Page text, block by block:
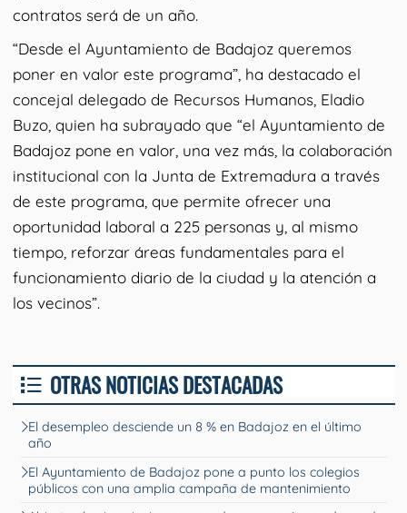
contratos será de un año.
“Desde el Ayuntamiento de Badajoz queremos
poner en valor este programa”, ha destacado el
concejal delegado de Recursos Humanos, Eladio
Buzo, quien ha subrayado que “el Ayuntamiento de
Badajoz pone en valor, una vez más, la colaboración
institucional con la Junta de Extremadura a través
de este programa, que permite ofrecer una
oportunidad laboral a 225 personas y, al mismo
tiempo, reforzar áreas fundamentales para el
funcionamiento diario de la ciudad y la atención a
los vecinos”.
OTRAS NOTICIAS DESTACADAS
El desempleo desciende un 8 % en Badajoz en el último
año
El Ayuntamiento de Badajoz pone a punto los colegios
públicos con una amplia campaña de mantenimiento